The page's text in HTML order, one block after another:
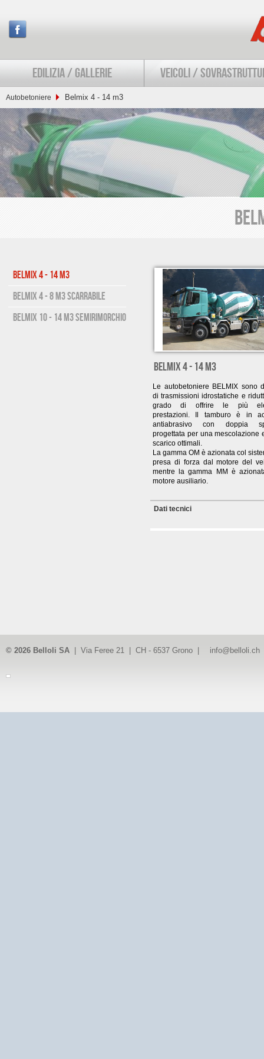
EDILIZIA / GALLERIE VEICOLI /
Autobetoniere Belmix 4 - 14 m3
Belmix 4 - 14 m3
Belmix 4 - 8 m3 scarrabile
Belmix 10 - 14 m3 semirimorchio
BELMIX 4 - 14 m3
Le autobetoniere BELMIX sono
di trasmissioni idrostatiche e
grado di offrire le più
prestazioni. Il tamburo è in
antiabrasivo con doppia
progettata per una mescolazione
scarico ottimali.
La gamma OM è azionata col
presa di forza dal motore del
mentre la gamma MM è
motore ausiliario.
Dati tecnici
© 2026 Belloli SA | Via Feree 21 | CH - 6537 Grono | info@belloli.ch